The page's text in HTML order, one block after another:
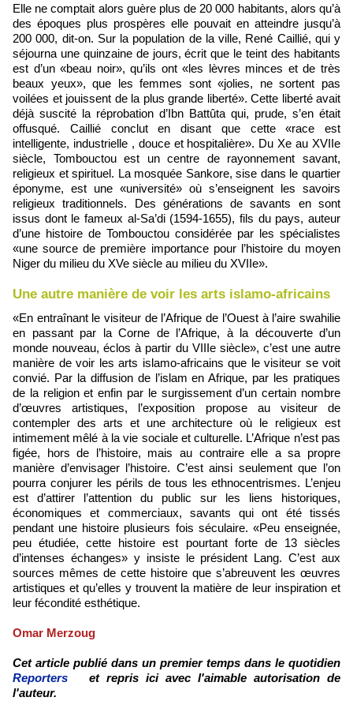
Elle ne comptait alors guère plus de 20 000 habitants, alors qu’à
des époques plus prospères elle pouvait en atteindre jusqu’à
200 000, dit-on. Sur la population de la ville, René Caillié, qui y
séjourna une quinzaine de jours, écrit que le teint des habitants
est d’un «beau noir», qu’ils ont «les lèvres minces et de très
beaux yeux», que les femmes sont «jolies, ne sortent pas
voilées et jouissent de la plus grande liberté». Cette liberté avait
déjà suscité la réprobation d’Ibn Battûta qui, prude, s’en était
offusqué. Caillié conclut en disant que cette «race est
intelligente, industrielle , douce et hospitalière». Du Xe au XVIIe
siècle, Tombouctou est un centre de rayonnement savant,
religieux et spirituel. La mosquée Sankore, sise dans le quartier
éponyme, est une «université» où s’enseignent les savoirs
religieux traditionnels. Des générations de savants en sont
issus dont le fameux al-Sa’di (1594-1655), fils du pays, auteur
d’une histoire de Tombouctou considérée par les spécialistes
«une source de première importance pour l’histoire du moyen
Niger du milieu du XVe siècle au milieu du XVIIe».
Une autre manière de voir les arts islamo-africains
«En entraînant le visiteur de l’Afrique de l’Ouest à l’aire swahilie
en passant par la Corne de l’Afrique, à la découverte d’un
monde nouveau, éclos à partir du VIIIe siècle», c’est une autre
manière de voir les arts islamo-africains que le visiteur se voit
convié. Par la diffusion de l’islam en Afrique, par les pratiques
de la religion et enfin par le surgissement d’un certain nombre
d’œuvres artistiques, l’exposition propose au visiteur de
contempler des arts et une architecture où le religieux est
intimement mêlé à la vie sociale et culturelle. L’Afrique n’est pas
figée, hors de l’histoire, mais au contraire elle a sa propre
manière d’envisager l’histoire. C’est ainsi seulement que l’on
pourra conjurer les périls de tous les ethnocentrismes. L’enjeu
est d’attirer l’attention du public sur les liens historiques,
économiques et commerciaux, savants qui ont été tissés
pendant une histoire plusieurs fois séculaire. «Peu enseignée,
peu étudiée, cette histoire est pourtant forte de 13 siècles
d’intenses échanges» y insiste le président Lang. C’est aux
sources mêmes de cette histoire que s’abreuvent les œuvres
artistiques et qu’elles y trouvent la matière de leur inspiration et
leur fécondité esthétique.
Omar Merzoug
Cet article publié dans un premier temps dans le quotidien
Reporters et repris ici avec l'aimable autorisation de
l'auteur.